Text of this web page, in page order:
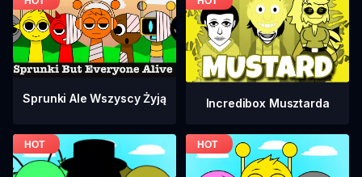
Sprunki Ale Wszyscy Żyją Incredibox Musztarda